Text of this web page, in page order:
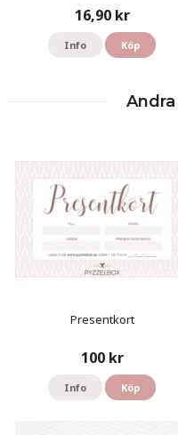
16,90 kr
Info Köp
Presentkort
100 kr
Info Köp